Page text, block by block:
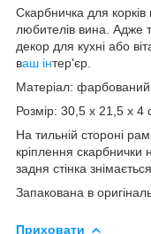
Скарбничка для
любителів вина. Адже
декор для кухні або
ваш інтер'єр.
Матеріал:
Розмір: 30,5 х 21,5 х 4
На тильній стороні
кріплення скарбнички
задня стінка знімається.
Запакована в
Приховати